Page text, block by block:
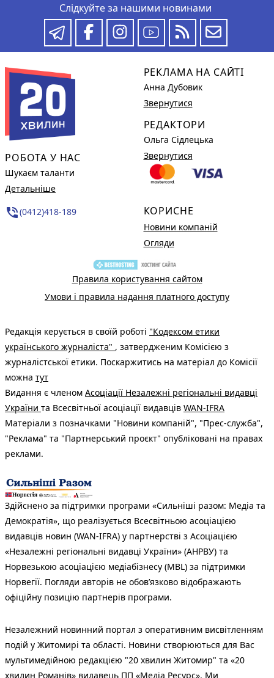
Слідкуйте за нашими новинами
РОБОТА У НАС
Шукаєм таланти
Детальніше
phone_in_talk(0412)418-189
РЕКЛАМА НА САЙТІ
Анна Дубовик
Звернутися
РЕДАКТОРИ
Ольга Сідлецька
Звернутися
КОРИСНЕ
Новини компаній
Огляди
Правила користування сайтом
Умови і правила надання платного доступу
Редакція керується в своїй роботі "Кодексом етики
українського журналіста" , затвердженим Комісією з
журналістської етики. Поскаржитись на матеріал до Комісії
можна тут
Видання є членом Асоціації Незалежні регіональні видавці
України та Всесвітньої асоціації видавців WAN-IFRA
Матеріали з позначками "Новини компаній", "Прес-служба",
"Реклама" та "Партнерський проєкт" опубліковані на правах
реклами.
Здійснено за підтримки програми «Сильніші разом: Медіа та
Демократія», що реалізується Всесвітньою асоціацією
видавців новин (WAN-IFRA) у партнерстві з Асоціацією
«Незалежні регіональні видавці України» (АНРВУ) та
Норвезькою асоціацією медіабізнесу (MBL) за підтримки
Норвегії. Погляди авторів не обов’язково відображають
офіційну позицію партнерів програми.
Незалежний новинний портал з оперативним висвітленням
подій у Житомирі та області. Новини створюються для Вас
мультимедійною редакцією "20 хвилин Житомир" та «20
хвилин Романів» видавець ПП «Медіа Ресурс». Ми